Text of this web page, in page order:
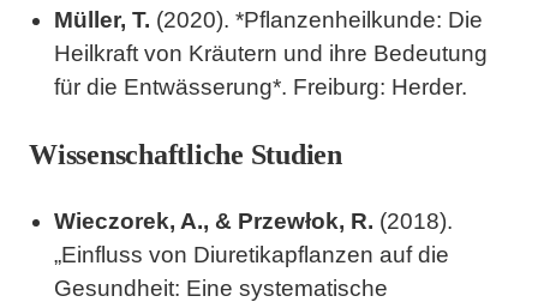
Müller, T. (2020). *Pflanzenheilkunde: Die
Heilkraft von Kräutern und ihre Bedeutung
für die Entwässerung*. Freiburg: Herder.
Wissenschaftliche Studien
Wieczorek, A., & Przewłok, R. (2018).
„Einfluss von Diuretikapflanzen auf die
Gesundheit: Eine systematische